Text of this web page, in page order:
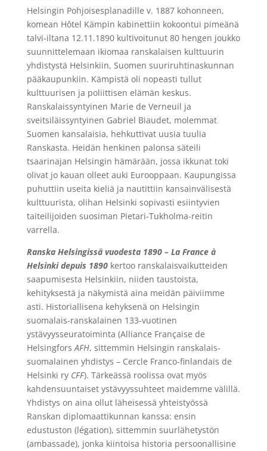
Helsingin Pohjoisesplanadille v. 1887 kohonneen,
komean Hôtel Kämpin kabinettiin kokoontui pimeänä
talvi-iltana 12.11.1890 kultivoitunut 80 hengen joukko
suunnittelemaan ikiomaa ranskalaisen kulttuurin
yhdistystä Helsinkiin, Suomen suuriruhtinaskunnan
pääkaupunkiin. Kämpistä oli nopeasti tullut
kulttuurisen ja poliittisen elämän keskus.
Ranskalaissyntyinen Marie de Verneuil ja
sveitsiläissyntyinen Gabriel Biaudet, molemmat
Suomen kansalaisia, hehkuttivat uusia tuulia
Ranskasta. Heidän henkinen palonsa säteili
tsaarinajan Helsingin hämärään, jossa ikkunat toki
olivat jo kauan olleet auki Eurooppaan. Kaupungissa
puhuttiin useita kieliä ja nautittiin kansainvälisestä
kulttuurista, olihan Helsinki sopivasti esiintyvien
taiteilijoiden suosiman Pietari-Tukholma-reitin
varrella.
Ranska Helsingissä vuodesta 1890 – La France à
Helsinki depuis 1890kertoo ranskalaisvaikutteiden
saapumisesta Helsinkiin, niiden taustoista,
kehityksestä ja näkymistä aina meidän päiviimme
asti. Historiallisena kehyksenä on Helsingin
suomalais-ranskalainen 133-vuotinen
ystävyysseuratoiminta (Alliance Française de
HelsingforsAFH, sittemmin Helsingin ranskalais-
suomalainen yhdistys – Cercle Franco-finlandais de
Helsinki ryCFF). Tärkeässä roolissa ovat myös
kahdensuuntaiset ystävyyssuhteet maidemme välillä.
Yhdistys on aina ollut läheisessä yhteistyössä
Ranskan diplomaattikunnan kanssa: ensin
edustuston (légation), sittemmin suurlähetystön
(ambassade), jonka kiintoisa historia persoonallisine